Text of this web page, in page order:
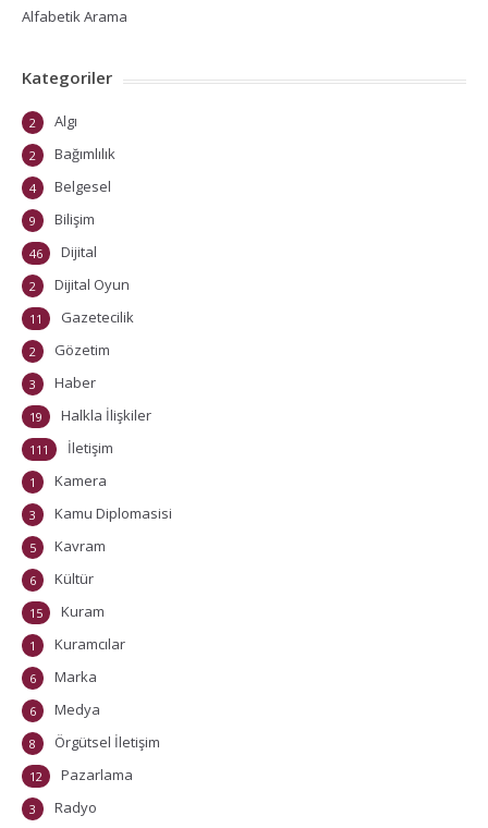
Alfabetik Arama
Kategoriler
Algı
2
Bağımlılık
2
Belgesel
4
Bilişim
9
Dijital
46
Dijital Oyun
2
Gazetecilik
11
Gözetim
2
Haber
3
Halkla İlişkiler
19
İletişim
111
Kamera
1
Kamu Diplomasisi
3
Kavram
5
Kültür
6
Kuram
15
Kuramcılar
1
Marka
6
Medya
6
Örgütsel İletişim
8
Pazarlama
12
Radyo
3